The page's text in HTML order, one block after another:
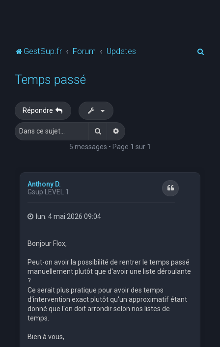
GestSup.fr Forum Updates
Temps passé
Répondre
RechercherRecherche avancée
5 messages • Page 1 sur 1
Anthony D.
Gsup LEVEL 1
Citation
lun. 4 mai 2026 09:04
Bonjour Flox,
Peut-on avoir la possibilité de rentrer le temps passé
manuellement plutôt que d'avoir une liste déroulante
?
Ce serait plus pratique pour avoir des temps
d'intervention exact plutôt qu'un approximatif étant
donné que l'on doit arrondir selon nos listes de
temps.
Bien à vous,